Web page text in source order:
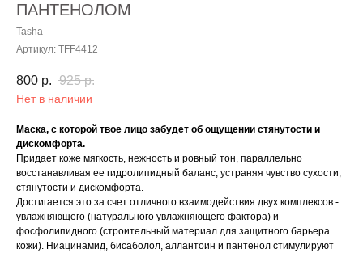
ПАНТЕНОЛОМ
Tasha
Артикул: TFF4412
800 р. 925 р.
Нет в наличии
Маска, с которой твое лицо забудет об ощущении стянутости и
дискомфорта.
Придает коже мягкость, нежность и ровный тон, параллельно
восстанавливая ее гидролипидный баланс, устраняя чувство сухости,
стянутости и дискомфорта.
Достигается это за счет отличного взаимодействия двух комплексов -
увлажняющего (натурального увлажняющего фактора) и
фосфолипидного (строительный материал для защитного барьера
кожи). Ниацинамид, бисаболол, аллантоин и пантенол стимулируют